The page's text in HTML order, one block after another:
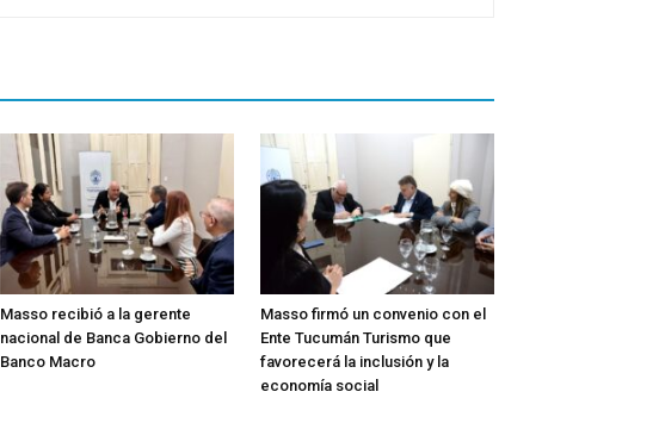
Masso recibió a la gerente
nacional de Banca Gobierno del
Banco Macro
Masso firmó un convenio con el
Ente Tucumán Turismo que
favorecerá la inclusión y la
economía social